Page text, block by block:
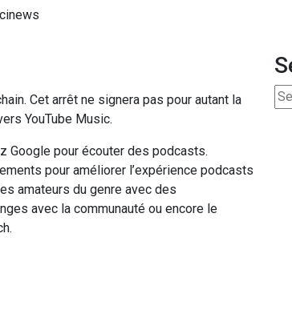
Cet arrêt ne signera pas pour autant la
YouTube Music.
Google pour écouter des podcasts.
pour améliorer l’expérience podcasts
amateurs du genre avec des
avec la communauté ou encore le